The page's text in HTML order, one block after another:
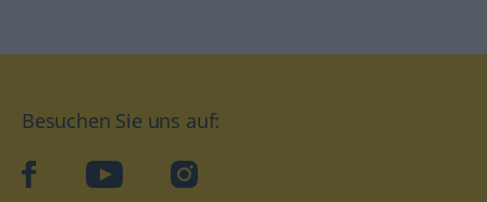
Besuchen Sie uns auf:
facebookYouTube Instagram